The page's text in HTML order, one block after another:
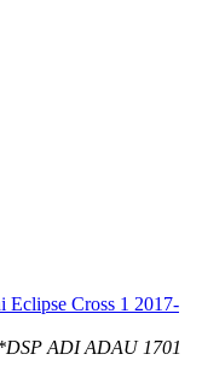
Cross 1 2017-
ADI ADAU 1701